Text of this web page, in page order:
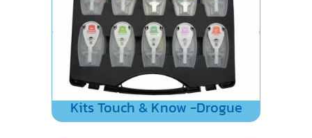
Kits Touch & Know -Drogue